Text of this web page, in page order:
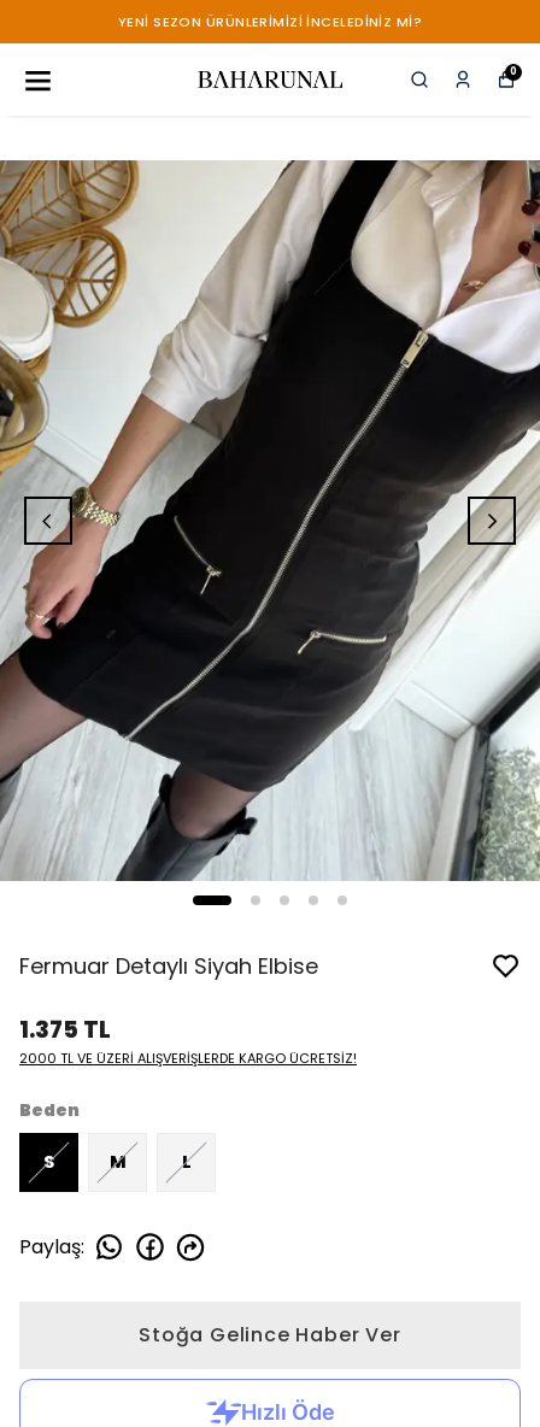
YENİ SEZON ÜRÜNLERİMİZİ İNCELEDİNİZ Mİ?
0
Fermuar Detaylı Siyah Elbise
1.375 TL
2000 TL VE ÜZERİ ALIŞVERİŞLERDE KARGO ÜCRETSİZ!
Beden
S M L
Paylaş:
Stoğa Gelince Haber Ver